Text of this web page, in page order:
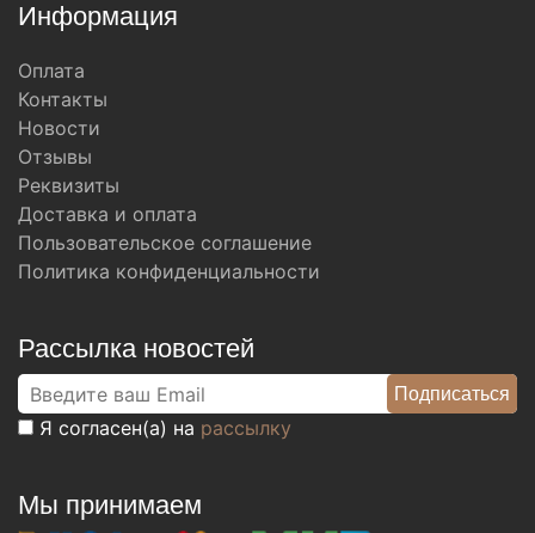
Информация
Оплата
Контакты
Новости
Отзывы
Реквизиты
Доставка и оплата
Пользовательское соглашение
Политика конфиденциальности
Рассылка новостей
Я согласен(а) на рассылку
Мы принимаем